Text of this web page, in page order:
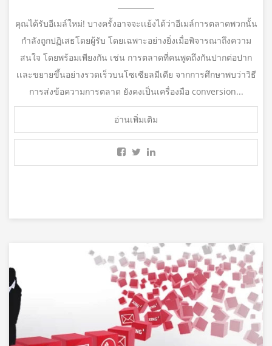
คุณได้รับอีเมล์ใหม่! บางครั้งอาจจะเเย้งได้ว่าอีเมล์การตลาดพวกนั้น
กำลังถูกปฏิเสธโดยผู้รับ โดยเฉพาะอย่างยิ่งเมื่อพิจารณาถึงความ
สนใจ โดยพร้อมเพียงกัน เช่น การตลาดที่คนพูดถึงกันปากต่อปาก
เเละขยายขึ้นอย่างรวดเร็วบนโซเซียลมีเดีย จากการศึกษาพบว่าวิธี
การส่งข้อความการตลาด ยังคงเป็นเครื่องมือ conversion...
อ่านเพิ่มเติม